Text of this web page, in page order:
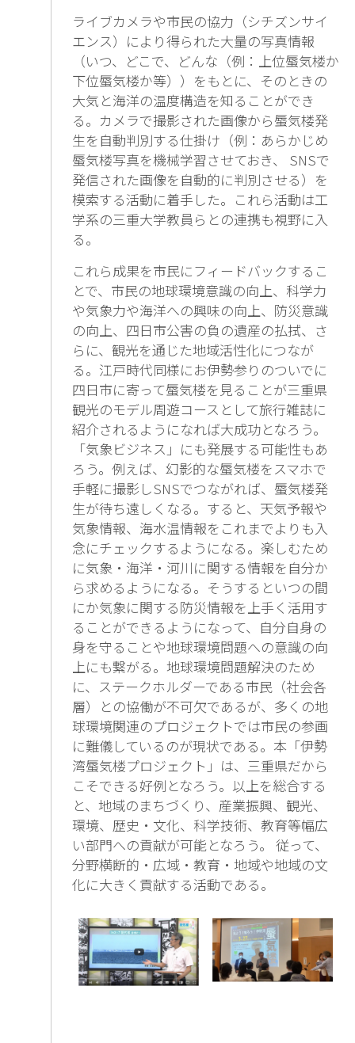
ライブカメラや市民の協力（シチズンサイ
エンス）により得られた大量の写真情報
（いつ、どこで、どんな（例：上位蜃気楼か
下位蜃気楼か等））をもとに、そのときの
大気と海洋の温度構造を知ることができ
る。カメラで撮影された画像から蜃気楼発
生を自動判別する仕掛け（例：あらかじめ
蜃気楼写真を機械学習させておき、 SNSで
発信された画像を自動的に判別させる）を
模索する活動に着手した。これら活動は工
学系の三重大学教員らとの連携も視野に入
る。
これら成果を市民にフィードバックするこ
とで、市民の地球環境意識の向上、科学力
や気象力や海洋への興味の向上、防災意識
の向上、四日市公害の負の遺産の払拭、さ
らに、観光を通じた地域活性化につなが
る。江戸時代同様にお伊勢参りのついでに
四日市に寄って蜃気楼を見ることが三重県
観光のモデル周遊コースとして旅行雑誌に
紹介されるようになれば大成功となろう。
「気象ビジネス」にも発展する可能性もあ
ろう。例えば、幻影的な蜃気楼をスマホで
手軽に撮影しSNSでつながれば、蜃気楼発
生が待ち遠しくなる。すると、天気予報や
気象情報、海水温情報をこれまでよりも入
念にチェックするようになる。楽しむため
に気象・海洋・河川に関する情報を自分か
ら求めるようになる。そうするといつの間
にか気象に関する防災情報を上手く活用す
ることができるようになって、自分自身の
身を守ることや地球環境問題への意識の向
上にも繋がる。地球環境問題解決のため
に、ステークホルダーである市民（社会各
層）との協働が不可欠であるが、多くの地
球環境関連のプロジェクトでは市民の参画
に難儀しているのが現状である。本「伊勢
湾蜃気楼プロジェクト」は、三重県だから
こそできる好例となろう。以上を総合する
と、地域のまちづくり、産業振興、観光、
環境、歴史・文化、科学技術、教育等幅広
い部門への貢献が可能となろう。 従って、
分野横断的・広域・教育・地域や地域の文
化に大きく貢献する活動である。